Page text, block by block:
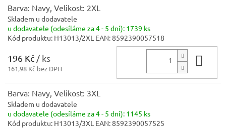
Barva: Navy, Velikost: 2XL
Skladem u dodavatele
u dodavatele (odesíláme za 4 - 5 dní): 1739 ks
Kód produktu: H13013/2XL EAN:8592390057518
196 Kč / ks
161,98 Kč bez DPH
Barva: Navy, Velikost: 3XL
Skladem u dodavatele
u dodavatele (odesíláme za 4 - 5 dní): 1145 ks
Kód produktu: H13013/3XL EAN:8592390057525